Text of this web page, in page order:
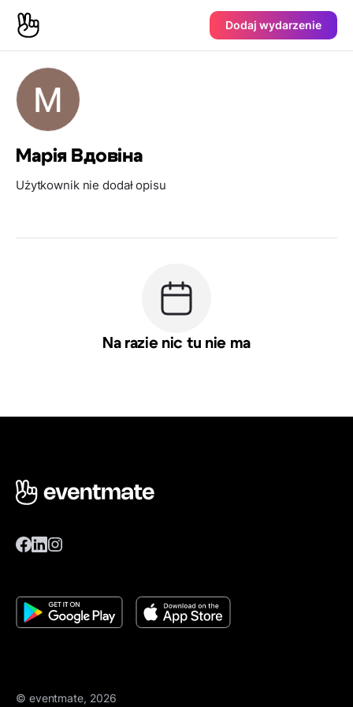
Dodaj wydarzenie
Марія Вдовіна
Użytkownik nie dodał opisu
Na razie nic tu nie ma
© eventmate, 2026